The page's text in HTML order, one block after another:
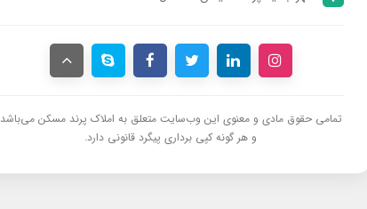
تمامی حقوق مادی و معنوی این وب‌سایت متعلق به املاک پرند مسکن می‌باشد
و هر گونه کپی برداری پیگرد قانونی دارد.